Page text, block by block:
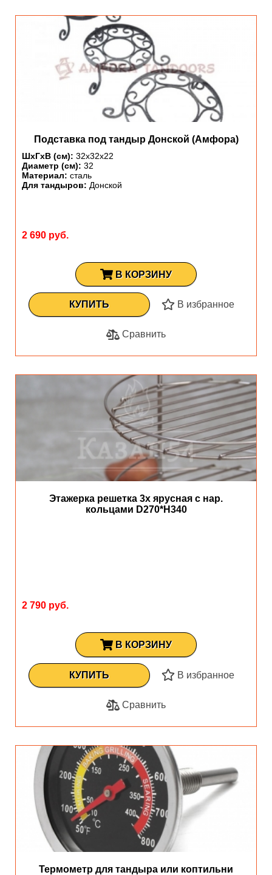
Подставка под тандыр Донской (Амфора)
ШхГхВ (см): 32х32х22
Диаметр (см): 32
Материал: сталь
Для тандыров: Донской
2 690 руб.
В КОРЗИНУ
КУПИТЬ В избранное
Сравнить
Этажерка решетка 3х ярусная с нар.
кольцами D270*H340
2 790 руб.
В КОРЗИНУ
КУПИТЬ В избранное
Сравнить
Термометр для тандыра или коптильни